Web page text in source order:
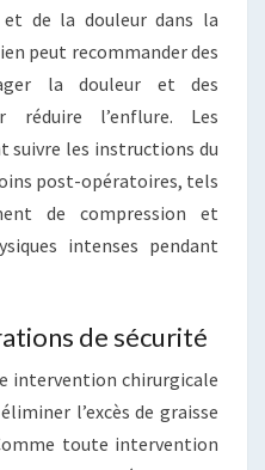
et de la douleur dans la
peut recommander des
la douleur et des
réduire l’enflure. Les
suivre les instructions du
post-opératoires, tels
de compression et
intenses pendant
de sécurité
intervention chirurgicale
l’excès de graisse
toute intervention